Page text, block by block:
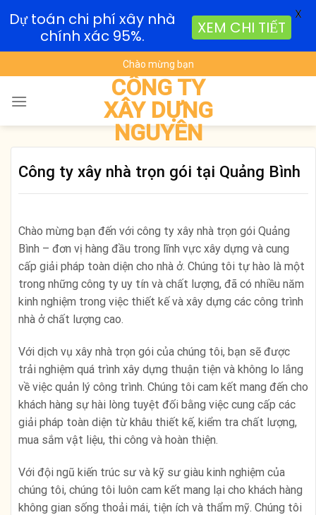
to
content
Chào mừng bạn
CÔNG TY
XÂY DỰNG
NGUYÊN
Công ty xây nhà trọn gói tại Quảng Bình
Chào mừng bạn đến với công ty xây nhà trọn gói Quảng
Bình – đơn vị hàng đầu trong lĩnh vực xây dựng và cung
cấp giải pháp toàn diện cho nhà ở. Chúng tôi tự hào là một
trong những công ty uy tín và chất lượng, đã có nhiều năm
kinh nghiệm trong việc thiết kế và xây dựng các công trình
nhà ở chất lượng cao.
Với dịch vụ xây nhà trọn gói của chúng tôi, bạn sẽ được
trải nghiệm quá trình xây dựng thuận tiện và không lo lắng
về việc quản lý công trình. Chúng tôi cam kết mang đến cho
khách hàng sự hài lòng tuyệt đối bằng việc cung cấp các
giải pháp toàn diện từ khâu thiết kế, kiểm tra chất lượng,
mua sắm vật liệu, thi công và hoàn thiện.
Với đội ngũ kiến ​​trúc sư và kỹ sư giàu kinh nghiệm của
chúng tôi, chúng tôi luôn cam kết mang lại cho khách hàng
không gian sống thoải mái, tiện ích và thẩm mỹ. Chúng tôi
Dự toán chi phí xây nhà
chính xác 95%.
XEM CHI TIẾT
X